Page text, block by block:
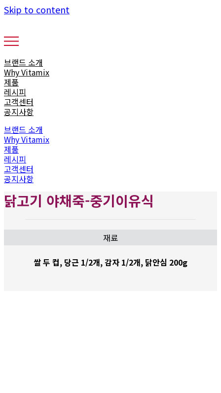
Skip to content
브랜드 소개
Why Vitamix
제품
레시피
고객센터
공지사항
브랜드 소개
Why Vitamix
제품
레시피
고객센터
공지사항
닭고기 야채죽-중기이유식
재료
쌀 두 컵, 당근 1/2개, 감자 1/2개, 닭안심 200g